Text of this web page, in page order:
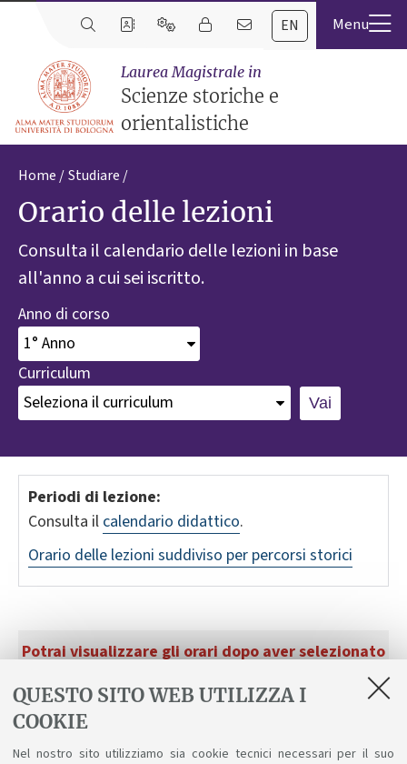
QUESTO SITO WEB UTILIZZA I
COOKIE
Nel nostro sito utilizziamo sia cookie tecnici necessari per il suo
EN
Laurea Magistrale in
Scienze storiche e
orientalistiche
Home Studiare
Orario delle lezioni
Consulta il calendario delle lezioni in base
all'anno a cui sei iscritto.
Anno di corso
Curriculum
Vai
Periodi di lezione:
Consulta il calendario didattico.
Orario delle lezioni suddiviso per percorsi storici
Potrai visualizzare gli orari dopo aver selezionato